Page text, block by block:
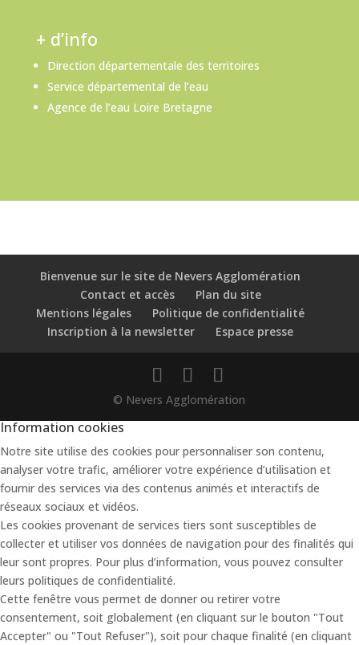
+ d’info
Direction départementale des territoires
Service départemental de l’eau
Agence de l’eau Loire Bretagne
Bienvenue sur le site de Nevers Agglomération
Contact et accès
Plan du site
Mentions légales
Politique de confidentialité
Inscription à la newsletter
Espace presse
© Nevers Agglomération
Information cookies
Notre site utilise des cookies pour personnaliser son contenu,
analyser votre trafic, améliorer votre expérience d’utilisation et
fournir des services via des contenus animés et interactifs de
réseaux sociaux et vidéos.
Les cookies provenant de services tiers sont susceptibles de
collecter et utiliser vos données de navigation pour des finalités qui
leur sont propres. Pour plus d’information, vous pouvez consulter
leurs politiques de confidentialité.
Cette fenêtre vous permet de donner ou retirer votre
consentement, soit globalement (en cliquant sur le bouton "Tout
Accepter" ou "Tout Refuser"), soit pour chaque finalité (en cliquant